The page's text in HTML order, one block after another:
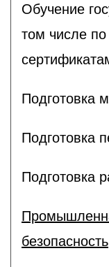
Обучение
том числе
Подготовка
Подготовка
Подготовка
безопасность